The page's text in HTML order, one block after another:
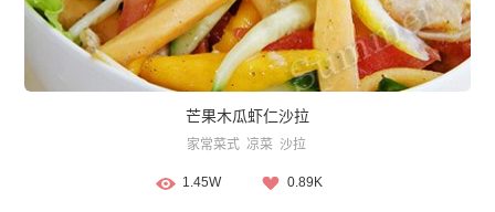
芒果木瓜虾仁沙拉
家常菜式 凉菜 沙拉
1.45W 0.89K